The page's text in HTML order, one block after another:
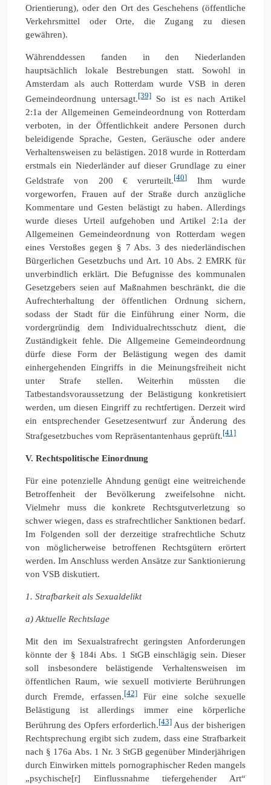
Orientierung), oder den Ort des Geschehens (öffentliche
Verkehrsmittel oder Orte, die Zugang zu diesen
gewähren).
Währenddessen fanden in den Niederlanden
hauptsächlich lokale Bestrebungen statt. Sowohl in
Amsterdam als auch Rotterdam wurde VSB in deren
Gemeindeordnung untersagt.[39] So ist es nach Artikel
2:1a der Allgemeinen Gemeindeordnung von Rotterdam
verboten, in der Öffentlichkeit andere Personen durch
beleidigende Sprache, Gesten, Geräusche oder andere
Verhaltensweisen zu belästigen. 2018 wurde in Rotterdam
erstmals ein Niederländer auf dieser Grundlage zu einer
Geldstrafe von 200 € verurteilt.[40] Ihm wurde
vorgeworfen, Frauen auf der Straße durch anzügliche
Kommentare und Gesten belästigt zu haben. Allerdings
wurde dieses Urteil aufgehoben und Artikel 2:1a der
Allgemeinen Gemeindeordnung von Rotterdam wegen
eines Verstoßes gegen § 7 Abs. 3 des niederländischen
Bürgerlichen Gesetzbuchs und Art. 10 Abs. 2 EMRK für
unverbindlich erklärt. Die Befugnisse des kommunalen
Gesetzgebers seien auf Maßnahmen beschränkt, die die
Aufrechterhaltung der öffentlichen Ordnung sichern,
sodass der Stadt für die Einführung einer Norm, die
vordergründig dem Individualrechtsschutz dient, die
Zuständigkeit fehle. Die Allgemeine Gemeindeordnung
dürfe diese Form der Belästigung wegen des damit
einhergehenden Eingriffs in die Meinungsfreiheit nicht
unter Strafe stellen. Weiterhin müssten die
Tatbestandsvoraussetzung der Belästigung konkretisiert
werden, um diesen Eingriff zu rechtfertigen. Derzeit wird
ein entsprechender Gesetzesentwurf zur Änderung des
Strafgesetzbuches vom Repräsentantenhaus geprüft.[41]
V. Rechtspolitische Einordnung
Für eine potenzielle Ahndung genügt eine weitreichende
Betroffenheit der Bevölkerung zweifelsohne nicht.
Vielmehr muss die konkrete Rechtsgutverletzung so
schwer wiegen, dass es strafrechtlicher Sanktionen bedarf.
Im Folgenden soll der derzeitige strafrechtliche Schutz
von möglicherweise betroffenen Rechtsgütern erörtert
werden. Im Anschluss werden Ansätze zur Sanktionierung
von VSB diskutiert.
1. Strafbarkeit als Sexualdelikt
a) Aktuelle Rechtslage
Mit den im Sexualstrafrecht geringsten Anforderungen
könnte der § 184i Abs. 1 StGB einschlägig sein. Dieser
soll insbesondere belästigende Verhaltensweisen im
öffentlichen Raum, wie sexuell motivierte Berührungen
durch Fremde, erfassen.[42]Für eine solche sexuelle
Belästigung ist allerdings immer eine körperliche
Berührung des Opfers erforderlich.[43] Aus der bisherigen
Rechtsprechung ergibt sich zudem, dass eine Strafbarkeit
nach § 176a Abs. 1 Nr. 3 StGB gegenüber Minderjährigen
durch Einwirken mittels pornographischer Reden mangels
„psychische[r] Einflussnahme tiefergehender Art“